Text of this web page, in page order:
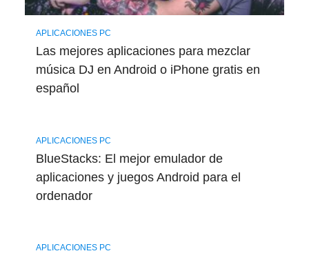
APLICACIONES PC
Las mejores aplicaciones para mezclar
música DJ en Android o iPhone gratis en
español
APLICACIONES PC
BlueStacks: El mejor emulador de
aplicaciones y juegos Android para el
ordenador
APLICACIONES PC